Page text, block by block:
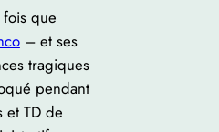
que
– et ses
tragiques
pendant
et TD de